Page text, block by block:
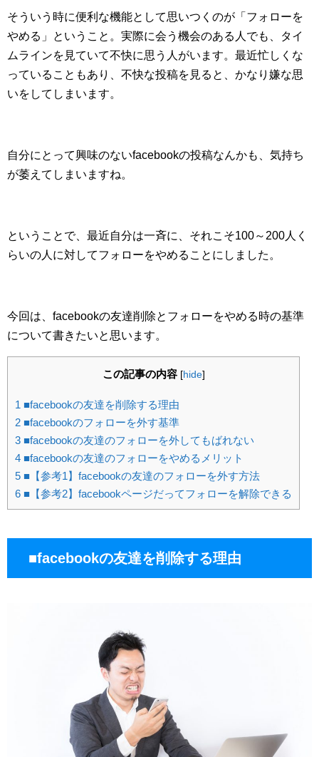
そういう時に便利な機能として思いつくのが「フォローを
やめる」ということ。実際に会う機会のある人でも、タイ
ムラインを見ていて不快に思う人がいます。最近忙しくな
っていることもあり、不快な投稿を見ると、かなり嫌な思
いをしてしまいます。
自分にとって興味のないfacebookの投稿なんかも、気持ち
が萎えてしまいますね。
ということで、最近自分は一斉に、それこそ100～200人く
らいの人に対してフォローをやめることにしました。
今回は、facebookの友達削除とフォローをやめる時の基準
について書きたいと思います。
この記事の内容 [hide]
1 ■facebookの友達を削除する理由
2 ■facebookのフォローを外す基準
3 ■facebookの友達のフォローを外してもばれない
4 ■facebookの友達のフォローをやめるメリット
5 ■【参考1】facebookの友達のフォローを外す方法
6 ■【参考2】facebookページだってフォローを解除できる
■facebookの友達を削除する理由